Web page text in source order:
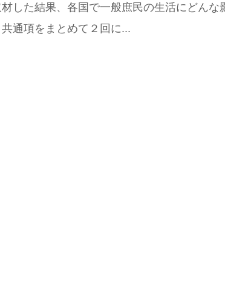
した結果、各国で一般庶民の生活にどんな
通項をまとめて２回に...